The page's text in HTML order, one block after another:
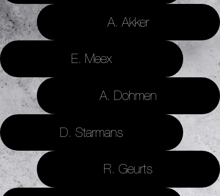
A. Akker
E. Meex
A. Dohmen
D. Starmans
R. Geurts